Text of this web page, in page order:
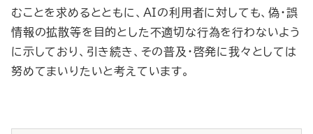
むことを求めるとともに、AIの利用者に対しても、偽・誤
情報の拡散等を目的とした不適切な行為を行わないよう
に示しており、引き続き、その普及・啓発に我々としては
努めてまいりたいと考えています。